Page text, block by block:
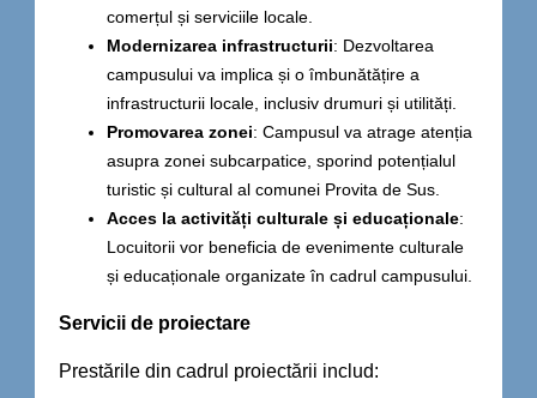
comerțul și serviciile locale.
Modernizarea infrastructurii: Dezvoltarea
campusului va implica și o îmbunătățire a
infrastructurii locale, inclusiv drumuri și utilități.
Promovarea zonei: Campusul va atrage atenția
asupra zonei subcarpatice, sporind potențialul
turistic și cultural al comunei Provita de Sus.
Acces la activități culturale și educaționale:
Locuitorii vor beneficia de evenimente culturale
și educaționale organizate în cadrul campusului.
Servicii de proiectare
Prestările din cadrul proiectării includ: